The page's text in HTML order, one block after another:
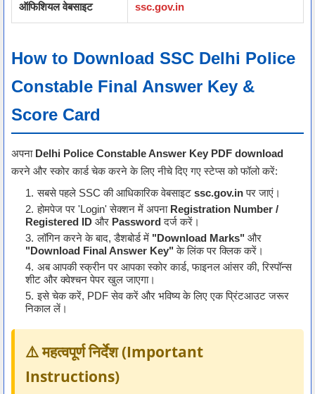
ऑफिशियल वेबसाइट ssc.gov.in
How to Download SSC Delhi Police
Constable Final Answer Key &
Score Card
अपना Delhi Police Constable Answer Key PDF download
करने और स्कोर कार्ड चेक करने के लिए नीचे दिए गए स्टेप्स को फॉलो करें:
सबसे पहले SSC की आधिकारिक वेबसाइट ssc.gov.inपर जाएं।
होमपेज पर 'Login' सेक्शन में अपना Registration Number /
Registered ID और Passwordदर्ज करें।
लॉगिन करने के बाद, डैशबोर्ड में "Download Marks" और
"Download Final Answer Key" के लिंक पर क्लिक करें।
अब आपकी स्क्रीन पर आपका स्कोर कार्ड, फाइनल आंसर की, रिस्पॉन्स
शीट और क्वेश्चन पेपर खुल जाएगा।
इसे चेक करें, PDF सेव करें और भविष्य के लिए एक प्रिंटआउट जरूर
निकाल लें।
⚠️ महत्वपूर्ण निर्देश (Important
Instructions)